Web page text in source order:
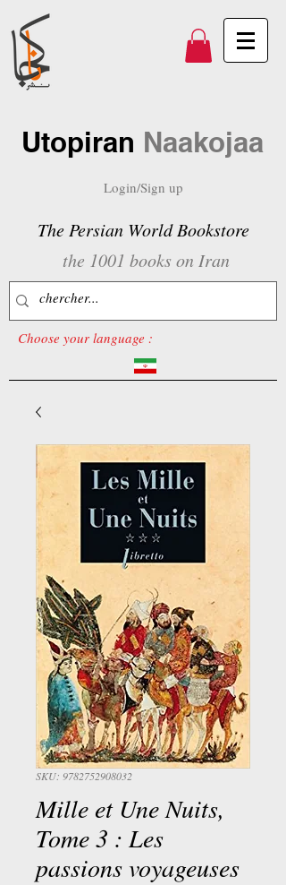
Utopiran Naakojaa
Login/Sign up
The Persian World Bookstore
the 1001 books on Iran
Choose your language :
SKU: 9782752908032
Mille et Une Nuits,
Tome 3 : Les
passions voyageuses